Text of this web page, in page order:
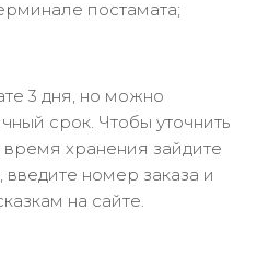
постамата;
3 дня, но можно
срок. Чтобы уточнить
хранения зайдите
, введите номер заказа и
на сайте.